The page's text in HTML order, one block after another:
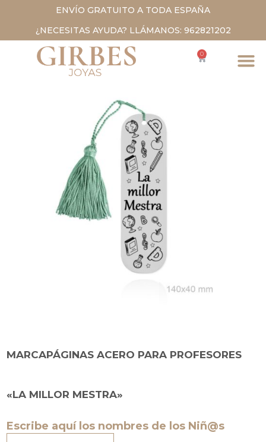
ENVÍO GRATUITO A TODA ESPAÑA
¿NECESITAS AYUDA? LLÁMANOS: 962821202
0
MARCAPÁGINAS ACERO PARA PROFESORES
«LA MILLOR MESTRA»
Escribe aquí los nombres de los Niñ@s